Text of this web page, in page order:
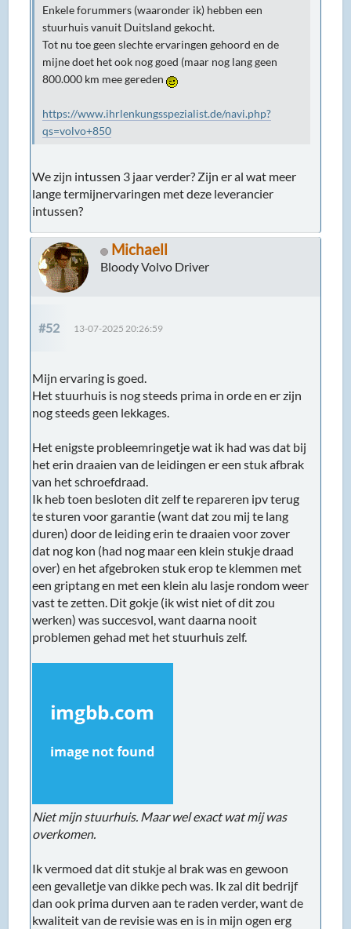
Enkele forummers (waaronder ik) hebben een
stuurhuis vanuit Duitsland gekocht.
Tot nu toe geen slechte ervaringen gehoord en de
mijne doet het ook nog goed (maar nog lang geen
800.000 km mee gereden
https://www.ihrlenkungsspezialist.de/navi.php?
qs=volvo+850
We zijn intussen 3 jaar verder? Zijn er al wat meer
lange termijnervaringen met deze leverancier
intussen?
Michaell
Bloody Volvo Driver
#52 13-07-2025 20:26:59
Mijn ervaring is goed.
Het stuurhuis is nog steeds prima in orde en er zijn
nog steeds geen lekkages.
Het enigste probleemringetje wat ik had was dat bij
het erin draaien van de leidingen er een stuk afbrak
van het schroefdraad.
Ik heb toen besloten dit zelf te repareren ipv terug
te sturen voor garantie (want dat zou mij te lang
duren) door de leiding erin te draaien voor zover
dat nog kon (had nog maar een klein stukje draad
over) en het afgebroken stuk erop te klemmen met
een griptang en met een klein alu lasje rondom weer
vast te zetten. Dit gokje (ik wist niet of dit zou
werken) was succesvol, want daarna nooit
problemen gehad met het stuurhuis zelf.
Niet mijn stuurhuis. Maar wel exact wat mij was
overkomen.
Ik vermoed dat dit stukje al brak was en gewoon
een gevalletje van dikke pech was. Ik zal dit bedrijf
dan ook prima durven aan te raden verder, want de
kwaliteit van de revisie was en is in mijn ogen erg